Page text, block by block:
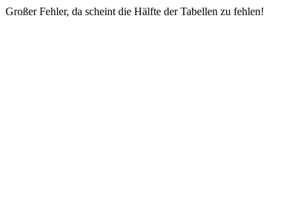
Großer Fehler, da scheint die Hälfte der Tabellen zu fehlen!